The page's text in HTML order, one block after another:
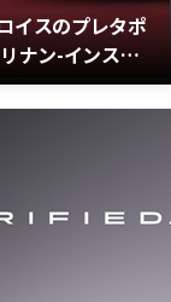
イスのプレタポ
ナン-インスパ